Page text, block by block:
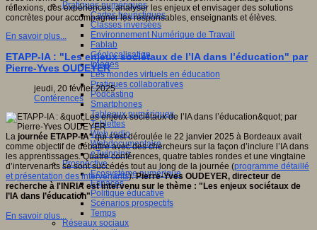
Pratiques numériques
Cartes heuristiques
Classes inversées
Environnement Numérique de Travail
Fablab
Géolocalisation
Images
Les mondes virtuels en éducation
Pratiques collaboratives
Podcasting
Smartphones
Tableaux numériques
Tablettes
Web radio
Webdocumentaire
eTwinning
Prospective
Ecosystème numérique
Espaces
Politique éducative
Scénarios prospectifs
Temps
Réseaux sociaux
réflexions, des expériences, analyser les enjeux et envisager des solutions
concrètes pour accompagner les responsables, enseignants et élèves.
En savoir plus...
ETAPP-IA : "Les enjeux sociétaux de l’IA dans l’éducation" par
Pierre-Yves OUDEYER
jeudi, 20 février 2025
Conférences
La journée ETAPP-IA*qui s'est déroulée le 22 janvier 2025 à Bordeaux avait
comme objectif de débattre avec des chercheurs sur la façon d’inclure l’IA dans
les apprentissages. Quatre conférences, quatre tables rondes et une vingtaine
d’intervenants se sont succédés tout au long de la journée (programme détaillé
et présentation des intervenants).Pierre-Yves OUDEYER, directeur de
recherche à l'INRIA est intervenu sur le thème : "Les enjeux sociétaux de
l’IA dans l’éducation"
En savoir plus...